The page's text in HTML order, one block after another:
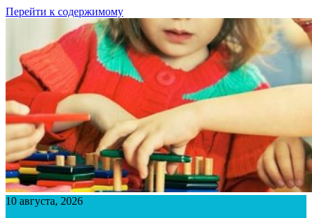
Перейти к содержимому
10 августа, 2026